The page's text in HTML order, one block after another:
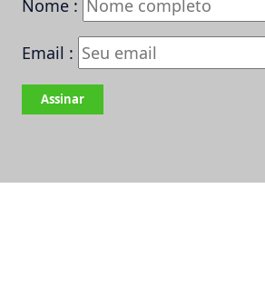
Nome :
Email :